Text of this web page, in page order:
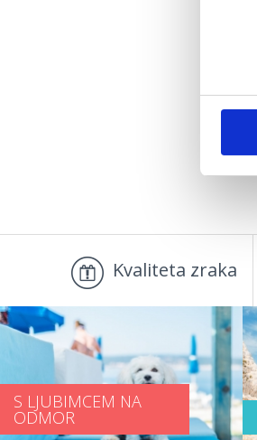
Kvaliteta zraka
S LJUBIMCEM NA
ODMOR